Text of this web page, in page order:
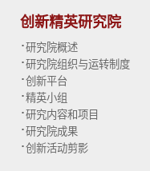
创新精英研究院
·研究院概述
·研究院组织与运转制度
·创新平台
·精英小组
·研究内容和项目
·研究院成果
·创新活动剪影